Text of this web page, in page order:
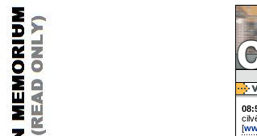
[